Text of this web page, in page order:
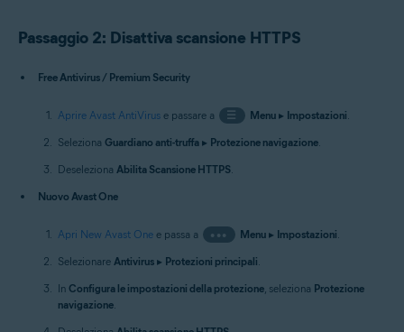
Passaggio 2: Disattiva scansione HTTPS
Free Antivirus / Premium Security
Aprire Avast AntiVirus e passare a ☰ Menu▸ Impostazioni.
Seleziona Guardiano anti-truffa ▸ Protezione navigazione.
Deseleziona Abilita Scansione HTTPS.
Nuovo Avast One
Apri New Avast One e passa a ••• Menu▸ Impostazioni.
Selezionare Antivirus ▸ Protezioni principali.
In Configura le impostazioni della protezione, seleziona Protezione
navigazione.